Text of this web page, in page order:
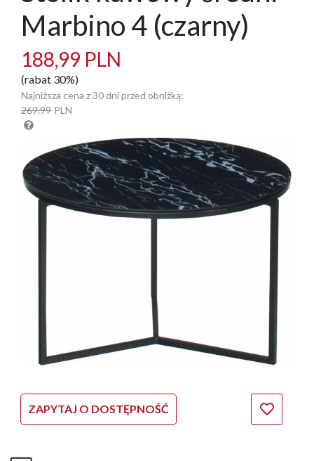
Marbino 4 (czarny)
188,99 PLN
(rabat 30%)
Najniższa cena z 30 dni przed obniżką:
269.99 PLN
ZAPYTAJ O DOSTĘPNOŚĆ